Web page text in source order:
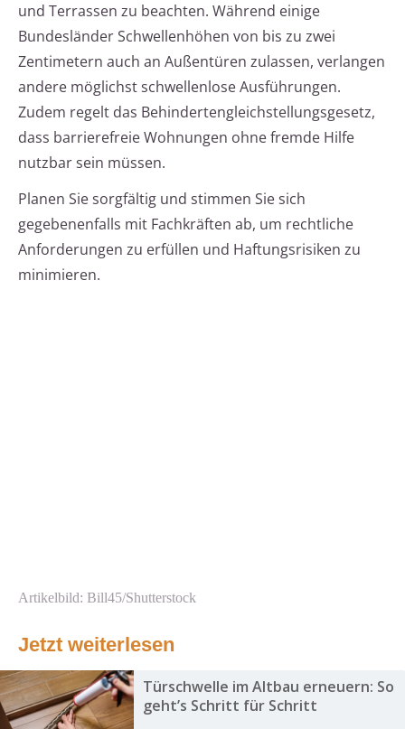
und Terrassen zu beachten. Während einige
Bundesländer Schwellenhöhen von bis zu zwei
Zentimetern auch an Außentüren zulassen, verlangen
andere möglichst schwellenlose Ausführungen.
Zudem regelt das Behindertengleichstellungsgesetz,
dass barrierefreie Wohnungen ohne fremde Hilfe
nutzbar sein müssen.
Planen Sie sorgfältig und stimmen Sie sich
gegebenenfalls mit Fachkräften ab, um rechtliche
Anforderungen zu erfüllen und Haftungsrisiken zu
minimieren.
Artikelbild: Bill45/Shutterstock
Jetzt weiterlesen
Türschwelle im Altbau erneuern: So
geht’s Schritt für Schritt